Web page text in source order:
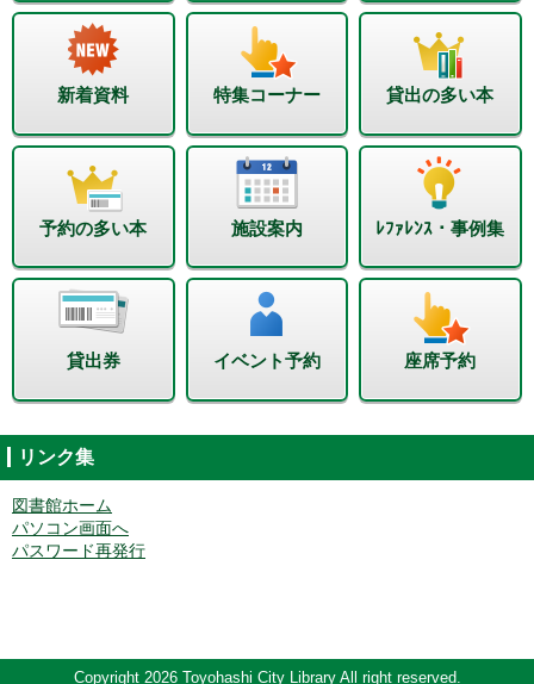
新着資料 特集コーナー 貸出の多い本
予約の多い本 施設案内 ﾚﾌｧﾚﾝｽ・事例集
貸出券 イベント予約 座席予約
リンク集
図書館ホーム
パソコン画面へ
パスワード再発行
Copyright 2026 Toyohashi City Library All right reserved.